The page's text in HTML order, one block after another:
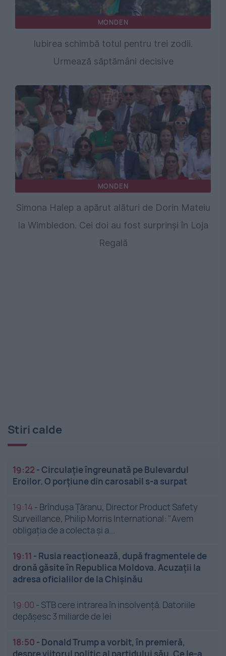
MONDEN
Iubirea schimbă totul pentru trei zodii.
Urmează săptămâni decisive
MONDEN
Simona Halep a apărut alături de Dorin Mateiu
la Wimbledon. Cei doi au fost surprinși în Loja
Regală
Stiri calde
19:22 -Circulație îngreunată pe Bulevardul
Eroilor. O porțiune din carosabil s-a surpat
19:14 - Brîndușa Țăranu, Director Product Safety
Surveillance, Philip Morris International: "Avem
obligația de a colecta și a...
19:11 - Rusia reacționează, după fragmentele de
dronă găsite în Republica Moldova. Acuzații la
adresa oficialilor de la Chișinău
19:00 - STB cere intrarea în insolvență. Datoriile
depășesc 3 miliarde de lei
18:50 - Donald Trump a vorbit, în premieră,